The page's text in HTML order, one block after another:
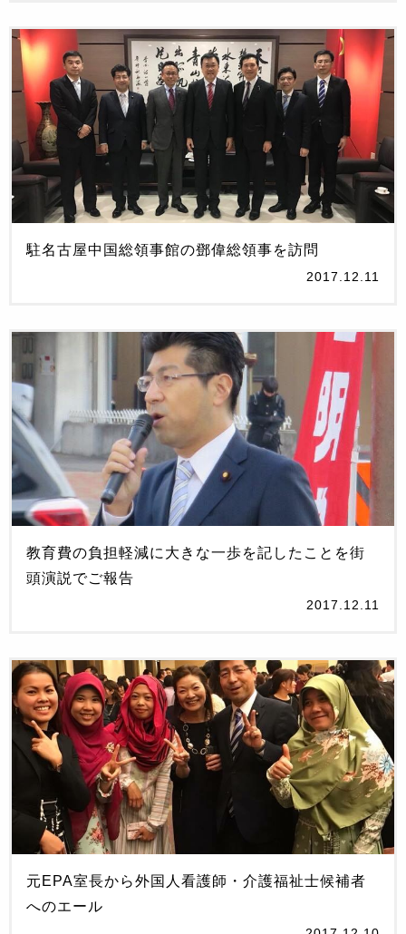
駐名古屋中国総領事館の鄧偉総領事を訪問
2017.12.11
教育費の負担軽減に大きな一歩を記したことを街
頭演説でご報告
2017.12.11
元EPA室長から外国人看護師・介護福祉士候補者
へのエール